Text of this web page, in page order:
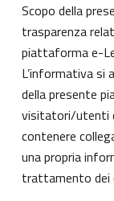
Scopo della
trasparenza
piattaforma e-
L’informativa si
della presente
visitatori/utenti
contenere
una propria
trattamento